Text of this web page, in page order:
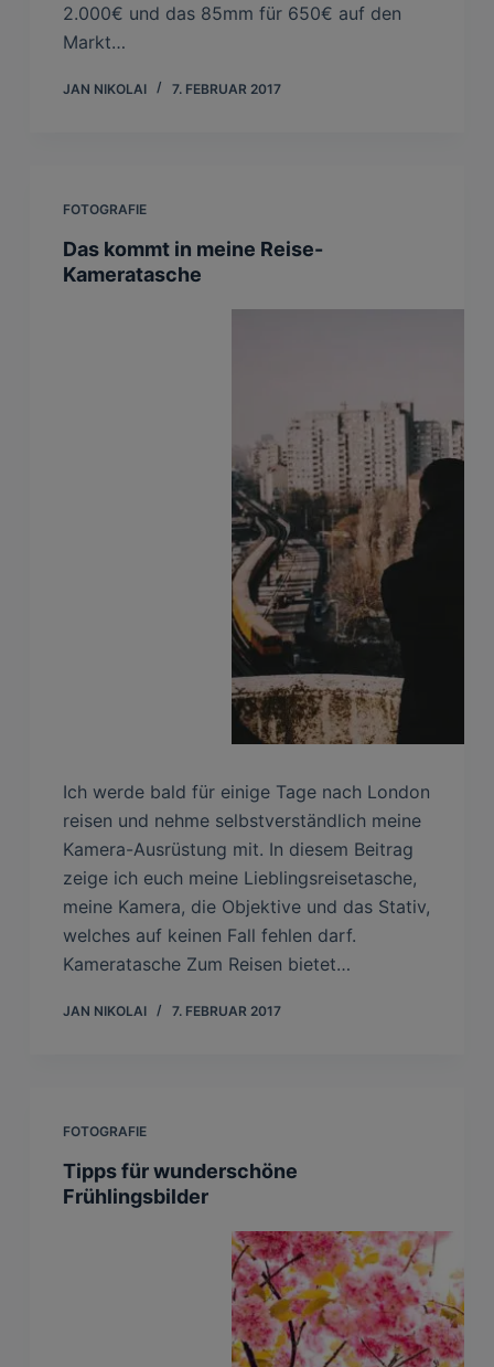
2.000€ und das 85mm für 650€ auf den
Markt…
JAN NIKOLAI 7. FEBRUAR 2017
FOTOGRAFIE
Das kommt in meine Reise-
Kameratasche
Ich werde bald für einige Tage nach London
reisen und nehme selbstverständlich meine
Kamera-Ausrüstung mit. In diesem Beitrag
zeige ich euch meine Lieblingsreisetasche,
meine Kamera, die Objektive und das Stativ,
welches auf keinen Fall fehlen darf.
Kameratasche Zum Reisen bietet…
JAN NIKOLAI 7. FEBRUAR 2017
FOTOGRAFIE
Tipps für wunderschöne
Frühlingsbilder